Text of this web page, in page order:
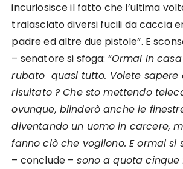
incuriosisce il fatto che l’ultima
tralasciato diversi fucili da caccia
padre ed altre due pistole”. E
– senatore si sfoga: “Ormai in
rubato quasi tutto. Volete sapere
risultato ? Che sto mettendo
ovunque, blinderò anche le
diventando un uomo in carcere,
fanno ciò che vogliono. E ormai si
– conclude – sono a quota